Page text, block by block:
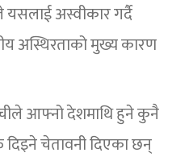
यसलाई अस्वीकार गर्दै
अस्थिरताको मुख्य कारण
आफ्नो देशमाथि हुने कुनै
चेतावनी दिएका छन्